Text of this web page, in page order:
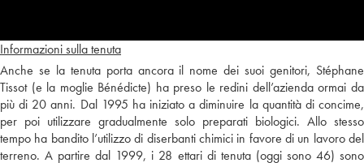
Informazioni sulla tenuta
Anche se la tenuta porta ancora il nome dei suoi genitori, Stéphane
Tissot (e la moglie Bénédicte) ha preso le redini dell’azienda ormai da
più di 20 anni. Dal 1995 ha iniziato a diminuire la quantità di concime,
per poi utilizzare gradualmente solo preparati biologici. Allo stesso
tempo ha bandito l’utilizzo di diserbanti chimici in favore di un lavoro del
terreno. A partire dal 1999, i 28 ettari di tenuta (oggi sono 46) sono